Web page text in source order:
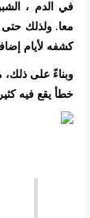
في الدم ،
معا. ولذلك
كشفه لأيام
وبناءً على ذلك،
خطأ يقع فيه